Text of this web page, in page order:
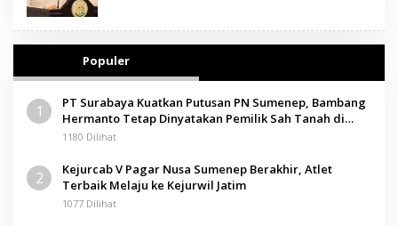
Populer
1
PT Surabaya Kuatkan Putusan PN Sumenep, Bambang
Hermanto Tetap Dinyatakan Pemilik Sah Tanah di
Pamolokan
1180 Dilihat
2
Kejurcab V Pagar Nusa Sumenep Berakhir, Atlet
Terbaik Melaju ke Kejurwil Jatim
1077 Dilihat